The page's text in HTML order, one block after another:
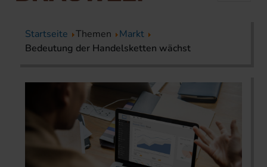
Startseite Themen
Markt
Bedeutung der Handelsketten wächst